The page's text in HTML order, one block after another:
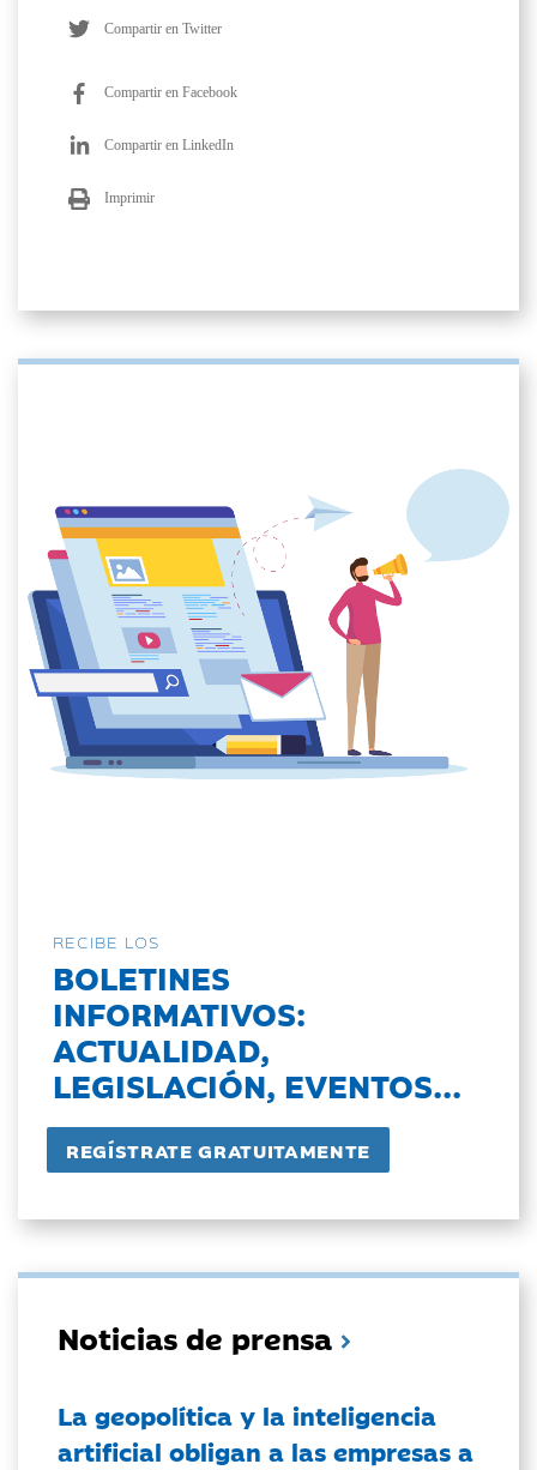
Compartir en Twitter
Compartir en Facebook
Compartir en LinkedIn
Imprimir
RECIBE LOS
BOLETINES
INFORMATIVOS:
ACTUALIDAD,
LEGISLACIÓN, EVENTOS...
Noticias de prensa
La geopolítica y la inteligencia
artificial obligan a las empresas a